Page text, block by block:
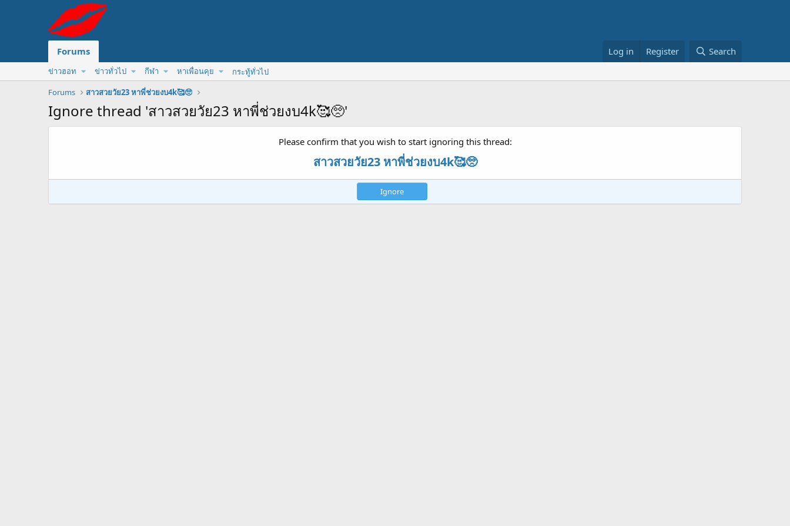
Forums Log in Register Search
ข่าวฮอท ข่าวทั่วไป กีฬา หาเพื่อนคุย
กระทู้ทั่วไป
Forums
สาวสวยวัย23 หาพี่ช่วยงบ4k🥰🥺
Ignore thread 'สาวสวยวัย23 หาพี่ช่วยงบ4k🥰🥺'
Please confirm that you wish to start ignoring this thread:
สาวสวยวัย23 หาพี่ช่วยงบ4k🥰🥺
Ignore